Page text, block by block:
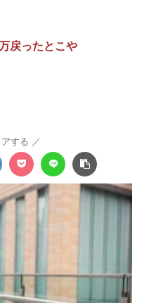
戻ったとこや
する